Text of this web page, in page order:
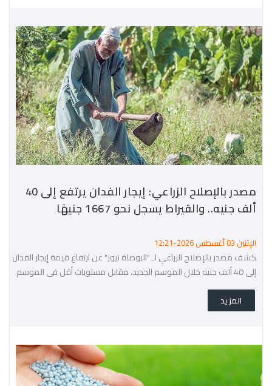
مصدر بالإصلاح الزراعي: إيجار الفدان يرتفع إلى 40
ألف جنيه.. والقيراط يسجل نحو 1667 جنيهًا
الإثنين 03 أغسطس 2026-12:21
كشف مصدر بالإصلاح الزراعي لـ "البوصلة نيوز" عن ارتفاع قيمة إيجار الفدان
إلى 40 ألف جنيه خلال الموسم الجديد، مقابل مستويات أقل في الموسم
الماضي.
المزيد